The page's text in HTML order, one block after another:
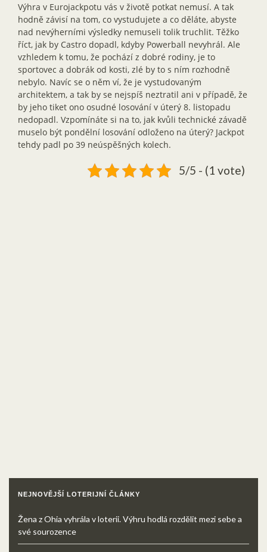
Výhra v Eurojackpotu vás v životě potkat nemusí. A tak
hodně závisí na tom, co vystudujete a co děláte, abyste
nad nevýherními výsledky nemuseli tolik truchlit. Těžko
říct, jak by Castro dopadl, kdyby Powerball nevyhrál. Ale
vzhledem k tomu, že pochází z dobré rodiny, je to
sportovec a dobrák od kosti, zlé by to s ním rozhodně
nebylo. Navíc se o něm ví, že je vystudovaným
architektem, a tak by se nejspíš neztratil ani v případě, že
by jeho tiket ono osudné losování v úterý 8. listopadu
nedopadl. Vzpomínáte si na to, jak kvůli technické závadě
muselo být pondělní losování odloženo na úterý? Jackpot
tehdy padl po 39 neúspěšných kolech.
5/5 - (1 vote)
NEJNOVĚJŠÍ LOTERIJNÍ ČLÁNKY
Žena z Ohia vyhrála v loterii. Výhru hodlá rozdělit mezi sebe a
své sourozence